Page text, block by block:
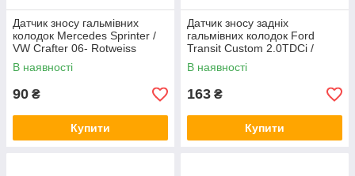
Датчик зносу гальмівних
колодок Mercedes Sprinter /
VW Crafter 06- Rotweiss
RW54002
В наявності
90 ₴
Купити
Датчик зносу задніх
гальмівних колодок Ford
Transit Custom 2.0TDCi /
2.2TDCi 12- Rotweiss
RWS2136
В наявності
163 ₴
Купити